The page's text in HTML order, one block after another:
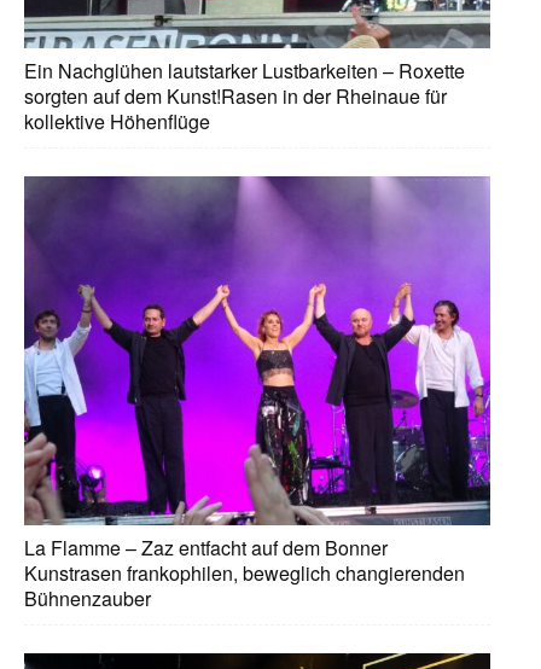
Ein Nachglühen lautstarker Lustbarkeiten – Roxette
sorgten auf dem Kunst!Rasen in der Rheinaue für
kollektive Höhenflüge
La Flamme – Zaz entfacht auf dem Bonner
Kunstrasen frankophilen, beweglich changierenden
Bühnenzauber